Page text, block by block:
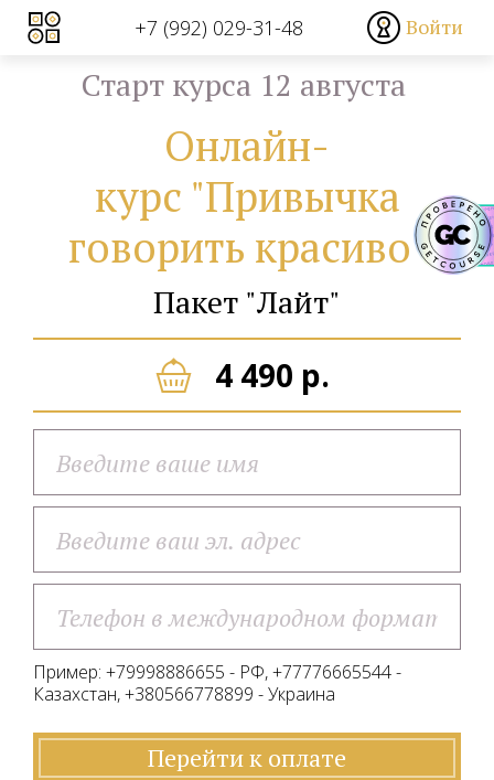
+7 (992) 029-31-48 Войти
Старт курса 12 августа
Онлайн-
курс "Привычка
говорить красиво"
Пакет "Лайт"
4 490 р.
Пример: +79998886655 - РФ, +77776665544 -
Казахстан, +380566778899 - Украина
Перейти к оплате